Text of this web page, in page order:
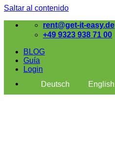
Saltar al contenido
rent@get-it-easy.de
+49 9323 938 71 00
BLOG
Guía
Login
Deutsch
English